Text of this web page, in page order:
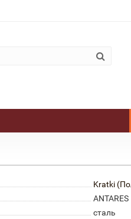
Kratki
ANTARES
сталь